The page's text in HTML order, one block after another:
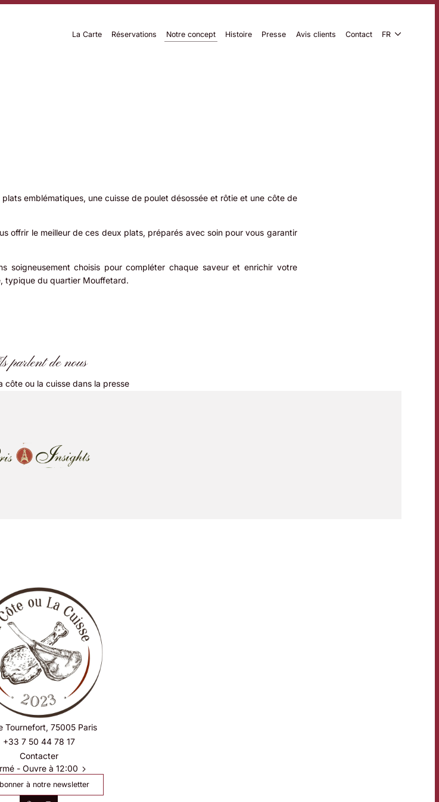
La Carte Réservations Notre concept Histoire Presse Avis clients Contact FR
emblématiques, une cuisse de poulet désossée et rôtie et une côte de
offrir le meilleur de ces deux plats, préparés avec soin pour vous garantir
soigneusement choisis pour compléter chaque saveur et enrichir votre
typique du quartier Mouffetard.
parlent de nous
côte ou la cuisse dans la presse
Tournefort, 75005 Paris
+33 7 50 44 78 17
Contacter
- Ouvre à 12:00
à notre newsletter